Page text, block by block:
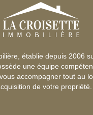
établie depuis 2006
une équipe
accompagner tout au
de votre propriété.